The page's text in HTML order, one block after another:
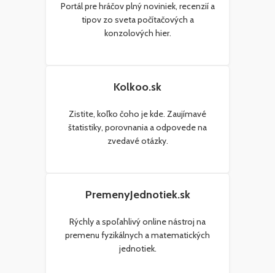
Portál pre hráčov plný noviniek, recenzií a
tipov zo sveta počítačových a
konzolových hier.
Kolkoo.sk
Zistite, koľko čoho je kde. Zaujímavé
štatistiky, porovnania a odpovede na
zvedavé otázky.
PremenyJednotiek.sk
Rýchly a spoľahlivý online nástroj na
premenu fyzikálnych a matematických
jednotiek.